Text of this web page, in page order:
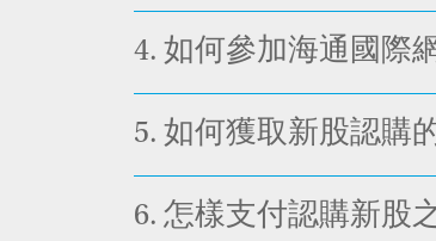
4. 如何參加海通國際
5. 如何獲取新股認購
6. 怎樣支付認購新股